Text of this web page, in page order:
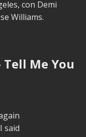
con Demi
Williams.
Tell Me You
said